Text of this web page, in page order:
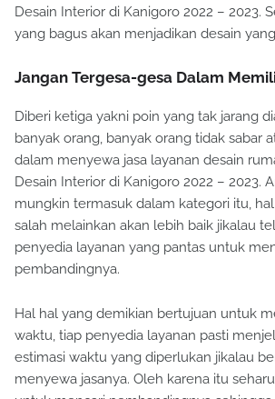
Desain Interior di Kanigoro 2022 – 2023.
yang bagus akan menjadikan desain
Jangan Tergesa-gesa Dalam
Diberi ketiga yakni poin yang tak jarang
banyak orang, banyak orang tidak sabar
dalam menyewa jasa layanan desain
Desain Interior di Kanigoro 2022 – 2023.
mungkin termasuk dalam kategori itu,
salah melainkan akan lebih baik jikalau
penyedia layanan yang pantas untuk
pembandingnya.
Hal hal yang demikian bertujuan untuk
waktu, tiap penyedia layanan pasti
estimasi waktu yang diperlukan jikalau
menyewa jasanya. Oleh karena itu